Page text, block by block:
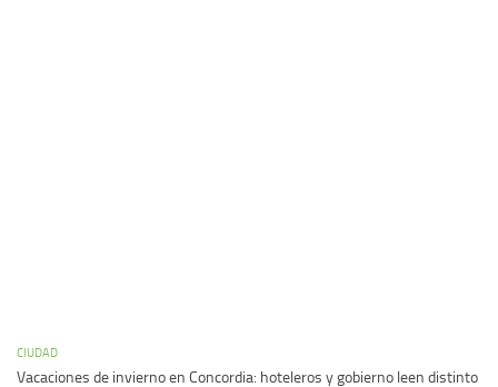
CIUDAD
Vacaciones de invierno en Concordia: hoteleros y gobierno leen distinto